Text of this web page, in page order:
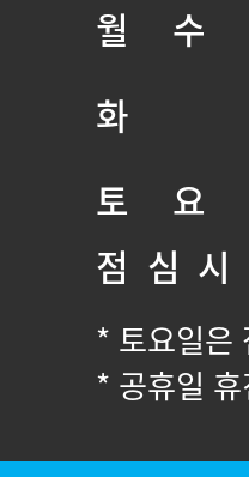
월 수
화
토 요
점 심 시
* 토요일은
* 공휴일